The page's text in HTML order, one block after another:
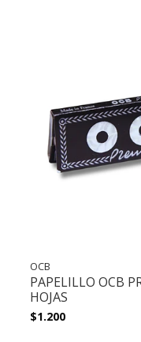
OCB
PAPELILLO OCB
HOJAS
$1.200